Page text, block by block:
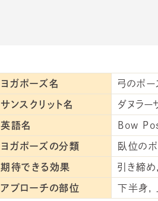
ヨガポーズ名 弓のポー
サンスクリット名 ダヌラー
英語名 Bow
ヨガポーズの分類 臥位の
期待できる効果 引き締め
アプローチの部位 下半身